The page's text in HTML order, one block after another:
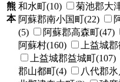
熊
本
和水町(10)
菊池郡大
阿蘇郡南小国町(22)
(5)
阿蘇郡高森町(47)
阿蘇村(160)
上益城
上益城郡益城町(107)
郡山都町(4)
八代郡